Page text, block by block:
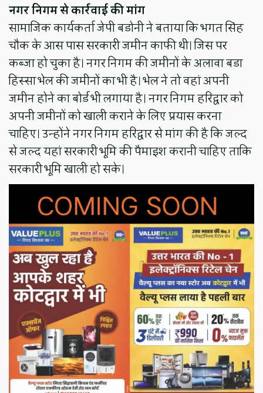
नगर निगम से कार्रवाई की मांग
सामाजिक कार्यकर्ता जेपी बडोनी ने बताया कि भगत सिंह
चौक के आस पास सरकारी जमीन काफी थी। जिस पर
कब्जा हो चुका है। नगर निगम की जमीनों के अलावा बडा
हिस्सा भेल की जमीनों का भी है। भेल ने तो वहां अपनी
जमीन होने का बोर्ड भी लगाया है। नगर निगम हरिद्वार को
अपनी जमीनों को खाली कराने के लिए प्रयास करना
चाहिए। उन्होंने नगर निगम हरिद्वार से मांग की है कि जल्द
से जल्द यहां सरकारी भूमि की पैमाइश करानी चाहिए ताकि
सरकारी भूमि खाली हो सके।